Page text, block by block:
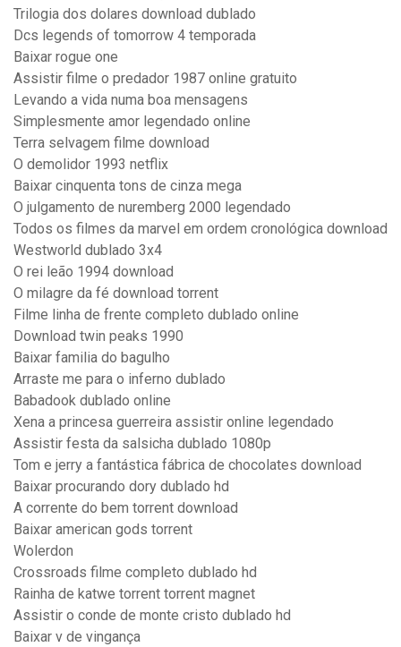
Trilogia dos dolares download dublado
Dcs legends of tomorrow 4 temporada
Baixar rogue one
Assistir filme o predador 1987 online gratuito
Levando a vida numa boa mensagens
Simplesmente amor legendado online
Terra selvagem filme download
O demolidor 1993 netflix
Baixar cinquenta tons de cinza mega
O julgamento de nuremberg 2000 legendado
Todos os filmes da marvel em ordem cronológica download
Westworld dublado 3x4
O rei leão 1994 download
O milagre da fé download torrent
Filme linha de frente completo dublado online
Download twin peaks 1990
Baixar familia do bagulho
Arraste me para o inferno dublado
Babadook dublado online
Xena a princesa guerreira assistir online legendado
Assistir festa da salsicha dublado 1080p
Tom e jerry a fantástica fábrica de chocolates download
Baixar procurando dory dublado hd
A corrente do bem torrent download
Baixar american gods torrent
Wolerdon
Crossroads filme completo dublado hd
Rainha de katwe torrent torrent magnet
Assistir o conde de monte cristo dublado hd
Baixar v de vingança